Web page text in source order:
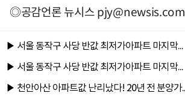
◎공감언론 뉴시스pjy@newsis.com